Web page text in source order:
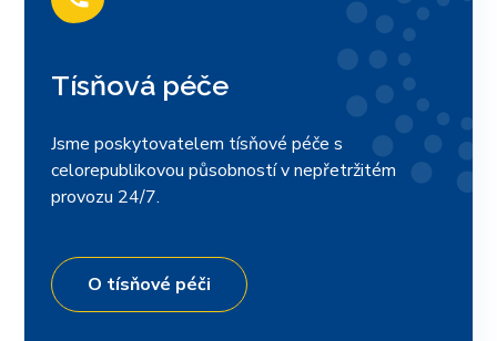
Tísňová péče
Jsme poskytovatelem tísňové péče s
celorepublikovou působností v nepřetržitém
provozu 24/7.
O tísňové péči